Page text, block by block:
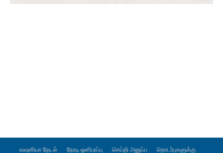
வவுனியா தேடல் நேரடி ஒளிபரப்பு செய்தி அனுப்ப தொடர்புகளுக்கு